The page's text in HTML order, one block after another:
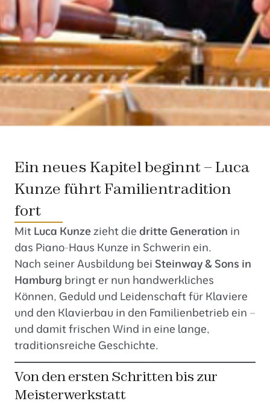
Ein neues Kapitel beginnt – Luca
Kunze führt Familientradition
fort
Mit Luca Kunze zieht die dritte Generation in
das Piano-Haus Kunze in Schwerin ein.
Nach seiner Ausbildung bei Steinway & Sons in
Hamburg bringt er nun handwerkliches
Können, Geduld und Leidenschaft für Klaviere
und den Klavierbau in den Familienbetrieb ein –
und damit frischen Wind in eine lange,
traditionsreiche Geschichte.
Von den ersten Schritten bis zur
Meisterwerkstatt